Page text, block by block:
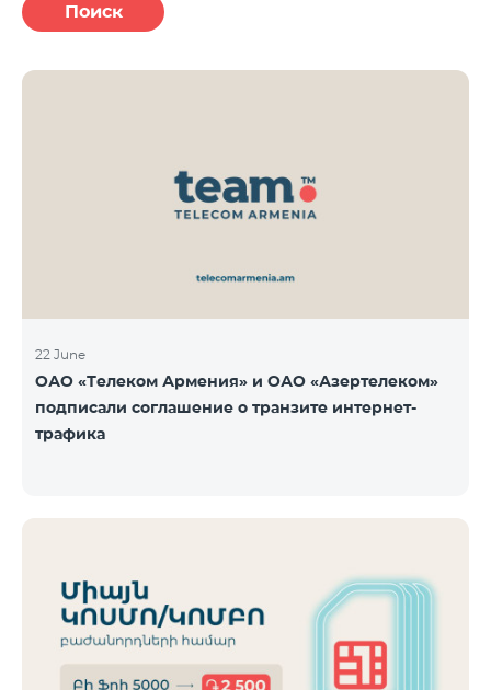
Поиск
22 June
ОАО «Телеком Армения» и ОАО «Азертелеком»
подписали соглашение о транзите интернет-
трафика